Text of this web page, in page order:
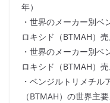
年）
・世界のメーカー別
ロキシド（BTMAH）
・世界のメーカー別
ロキシド（BTMAH）
・ベンジルトリメチル
（BTMAH）の世界主